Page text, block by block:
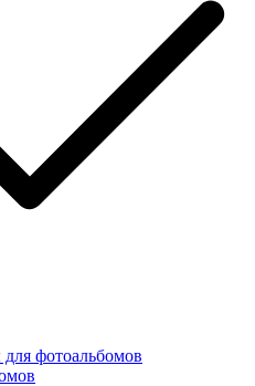
фотоальбомов